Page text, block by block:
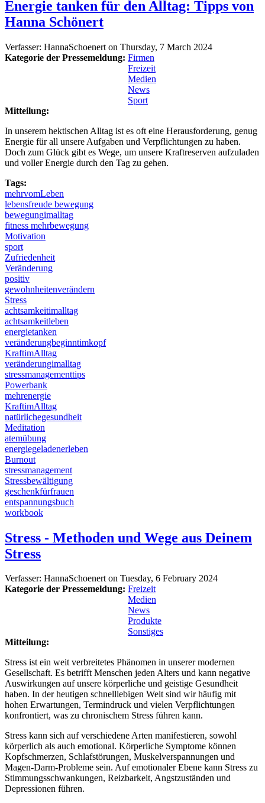
Energie tanken für den Alltag: Tipps von
Hanna Schönert
Verfasser: HannaSchoenert on Thursday, 7 March 2024
Kategorie der Pressemeldung: Firmen
Freizeit
Medien
News
Sport
Mitteilung:
In unserem hektischen Alltag ist es oft eine Herausforderung, genug
Energie für all unsere Aufgaben und Verpflichtungen zu haben.
Doch zum Glück gibt es Wege, um unsere Kraftreserven aufzuladen
und voller Energie durch den Tag zu gehen.
Tags:
mehrvomLeben
lebensfreude bewegung
bewegungimalltag
fitness mehrbewegung
Motivation
sport
Zufriedenheit
Veränderung
positiv
gewohnheitenverändern
Stress
achtsamkeitimalltag
achtsamkeitleben
energietanken
veränderungbeginntimkopf
KraftimAlltag
veränderungimalltag
stressmanagementtips
Powerbank
mehrenergie
KraftimAlltag
natürlichegesundheit
Meditation
atemübung
energiegeladenerleben
Burnout
stressmanagement
Stressbewältigung
geschenkfürfrauen
entspannungsbuch
workbook
Stress - Methoden und Wege aus Deinem
Stress
Verfasser: HannaSchoenerton Tuesday, 6 February 2024
Kategorie der Pressemeldung: Freizeit
Medien
News
Produkte
Sonstiges
Mitteilung:
Stress ist ein weit verbreitetes Phänomen in unserer modernen
Gesellschaft. Es betrifft Menschen jeden Alters und kann negative
Auswirkungen auf unsere körperliche und geistige Gesundheit
haben. In der heutigen schnelllebigen Welt sind wir häufig mit
hohen Erwartungen, Termindruck und vielen Verpflichtungen
konfrontiert, was zu chronischem Stress führen kann.
Stress kann sich auf verschiedene Arten manifestieren, sowohl
körperlich als auch emotional. Körperliche Symptome können
Kopfschmerzen, Schlafstörungen, Muskelverspannungen und
Magen-Darm-Probleme sein. Auf emotionaler Ebene kann Stress zu
Stimmungsschwankungen, Reizbarkeit, Angstzuständen und
Depressionen führen.